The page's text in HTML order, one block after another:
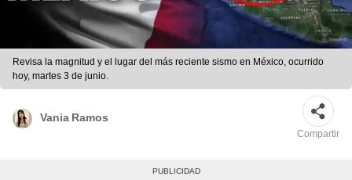
Revisa la magnitud y el lugar del más reciente sismo en México, ocurrido
hoy, martes 3 de junio.
Vania Ramos
Compartir